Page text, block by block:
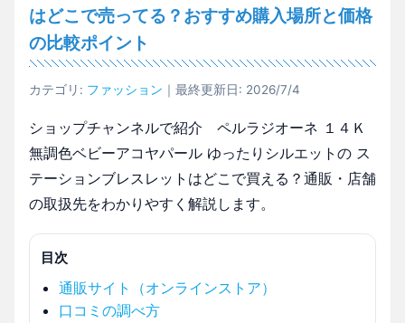
はどこで売ってる？おすすめ購入場所と価格
の比較ポイント
カテゴリ: ファッション ｜最終更新日: 2026/7/4
ショップチャンネルで紹介 ペルラジオーネ １４Ｋ
無調色ベビーアコヤパール ゆったりシルエットの ス
テーションブレスレットはどこで買える？通販・店舗
の取扱先をわかりやすく解説します。
目次
通販サイト（オンラインストア）
口コミの調べ方